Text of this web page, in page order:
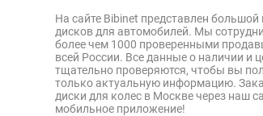
На сайте Bibinet представлен
дисков для автомобилей. Мы
более чем 1000 проверенными
всей России. Все данные о наличии и
тщательно проверяются, чтобы вы
только актуальную информацию.
диски для колес в Москве через наш
мобильное приложение!